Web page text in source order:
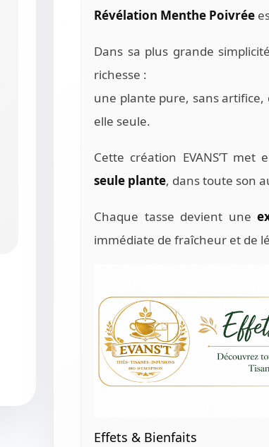
Révélation Menthe Poivrée
Dans sa plus grande
richesse :
une plante pure, sans
elle seule.
Cette création EVANS’T
seule plante, dans toute son
Chaque tasse devient une
immédiate de fraîcheur et de
Effets & Bienfaits